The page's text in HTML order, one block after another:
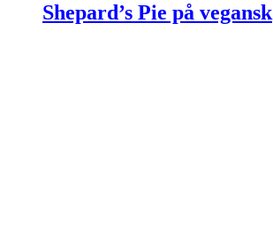
Shepard’s Pie på vegansk